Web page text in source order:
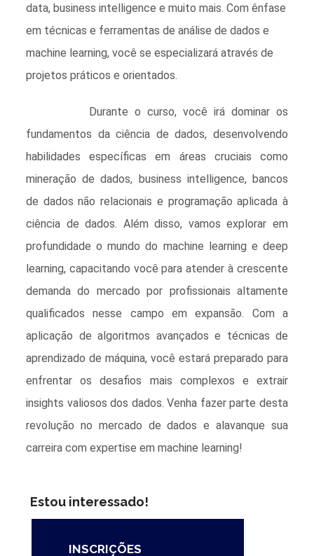
data, business intelligence e muito mais. Com ênfase
em técnicas e ferramentas de análise de dados e
machine learning, você se especializará através de
projetos práticos e orientados.
Durante o curso, você irá dominar os
fundamentos da ciência de dados, desenvolvendo
habilidades específicas em áreas cruciais como
mineração de dados, business intelligence, bancos
de dados não relacionais e programação aplicada à
ciência de dados. Além disso, vamos explorar em
profundidade o mundo do machine learning e deep
learning, capacitando você para atender à crescente
demanda do mercado por profissionais altamente
qualificados nesse campo em expansão. Com a
aplicação de algoritmos avançados e técnicas de
aprendizado de máquina, você estará preparado para
enfrentar os desafios mais complexos e extrair
insights valiosos dos dados. Venha fazer parte desta
revolução no mercado de dados e alavanque sua
carreira com expertise em machine learning!
Estou interessado!
INSCRIÇÕES